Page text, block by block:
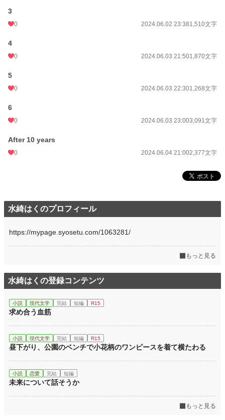
更新日時
初回公開日時
初回完結日時
累計ポイント
3
0 2024.06.02 23:381,510文字
4
0 2024.06.03 21:501,870文字
5
0 2024.06.03 22:301,268文字
6
0 2024.06.03 23:003,091文字
After 10 years
0 2024.06.04 21:002,377文字
水綺はくのプロフィール
https://mypage.syosetu.com/1063281/
もっと見る
水綺はくの登録コンテンツ
小説 現代文学 完結 短編 R15
求め合う血筋
小説 現代文学 完結 短編 R15
昼下がり、公園のベンチで小花柄のワンピースを着て横たわる
小説 恋愛 完結 短編
未来について話そうか
もっと見る